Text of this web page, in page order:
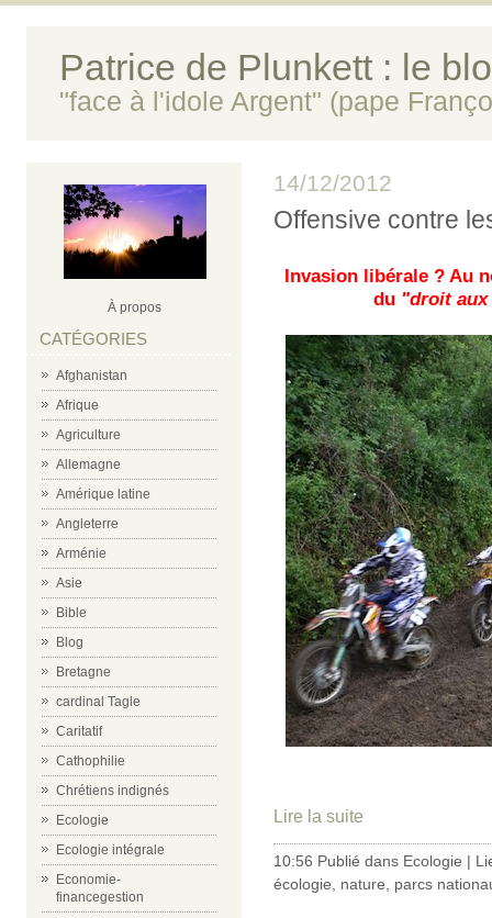
Patrice de Plunkett : le
"face à l'idole Argent" (pape
À propos
CATÉGORIES
Afghanistan
Afrique
Agriculture
Allemagne
Amérique latine
Angleterre
Arménie
Asie
Bible
Blog
Bretagne
cardinal Tagle
Caritatif
Cathophilie
Chrétiens indignés
Ecologie
Ecologie intégrale
Economie-
financegestion
14/12/2012
Offensive contre
Invasion libérale ? Au
du "droit
Lire la suite
10:56 Publié dans Ecologie |
écologie
nature parcs